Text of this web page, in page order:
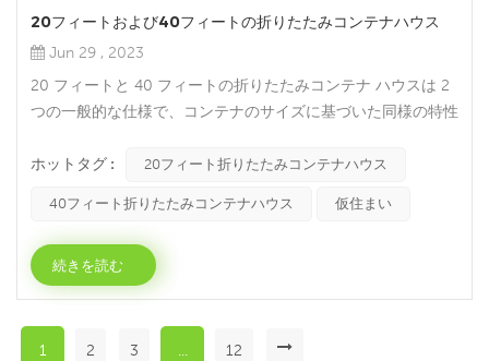
20フィートおよび40フィートの折りたたみコンテナハウス
Jun 29 , 2023
20 フィートと 40 フィートの折りたたみコンテナ ハウスは 2
つの一般的な仕様で、コンテナのサイズに基づいた同様の特性
折りたたみコンテナ ハウスは、標準的な 20 フィート コンテ
み立てて完全なハウス ユニットを形成します。この種の住宅
は通常、一時的な住居、移動オフィス...
ホットタグ : 20フィート折りたたみコンテナハウス
40フィート折りたたみコンテナハウス 仮住まい
続きを読む
1 2 3 ... 12